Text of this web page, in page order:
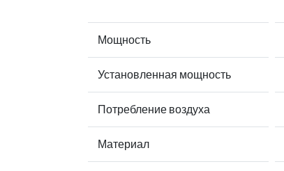
Мощность
Установленная мощность
Потребление воздуха
Материал